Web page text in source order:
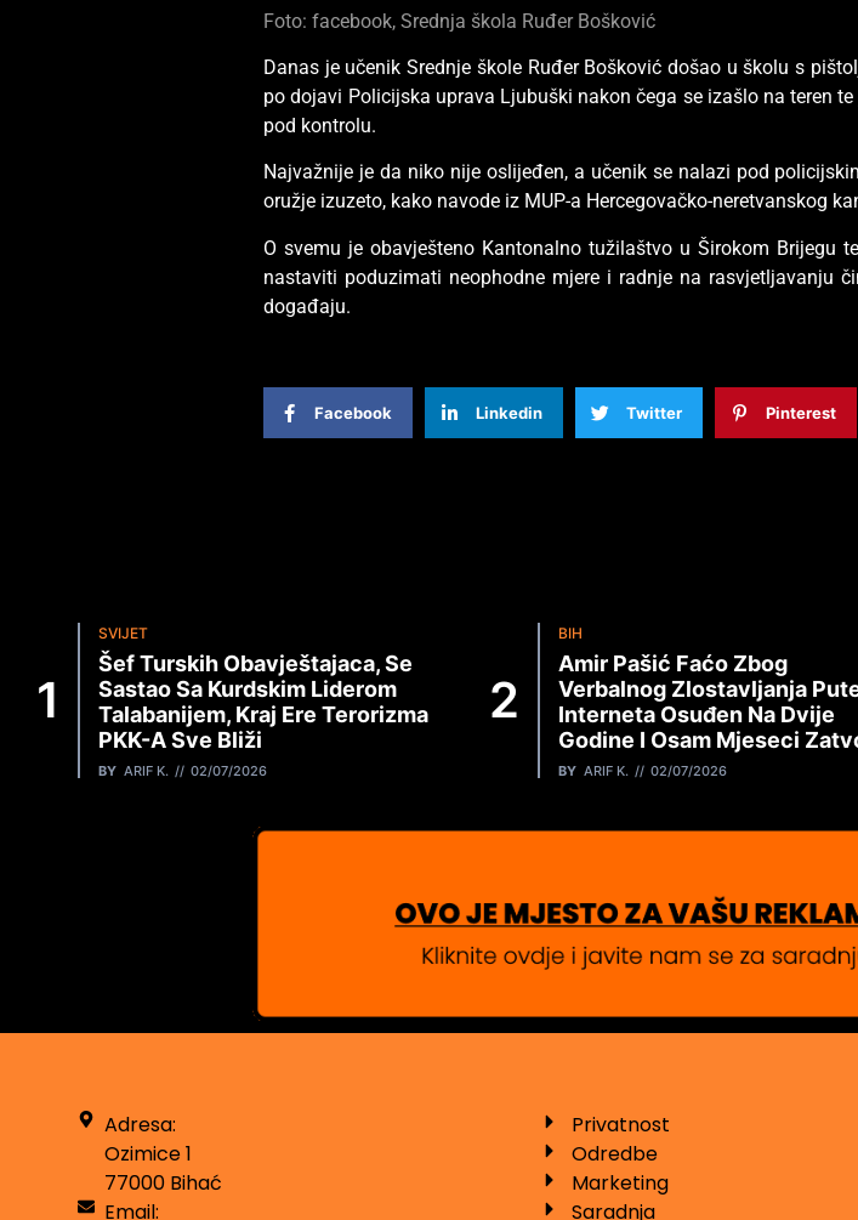
Foto: facebook, Srednja škola Ruđer Bošković
Danas je učenik Srednje škole Ruđer Bošković došao u školu s
po dojavi Policijska uprava Ljubuški nakon čega se izašlo na teren
pod kontrolu.
Najvažnije je da niko nije oslijeđen, a učenik se nalazi pod
oružje izuzeto, kako navode iz MUP-a Hercegovačko-neretvanskog
O svemu je obavješteno Kantonalno tužilaštvo u Širokom Brijegu
nastaviti poduzimati neophodne mjere i radnje na rasvjetljavanju
događaju.
Facebook Linkedin Twitter Pinterest
SVIJET
Šef Turskih Obavještajaca, Se
Sastao Sa Kurdskim Liderom
Talabanijem, Kraj Ere Terorizma
PKK-A Sve Bliži
BY ARIF K. 02/07/2026
BIH
Amir Pašić Faćo Zbog
Verbalnog Zlostavljanja
Interneta Osuđen Na Dvije
Godine I Osam Mjeseci
BY ARIF K. 02/07/2026
Adresa:
Ozimice 1
77000 Bihać
Email:
Privatnost
Odredbe
Marketing
Saradnja